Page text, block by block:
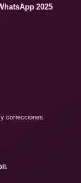
2025
correcciones.